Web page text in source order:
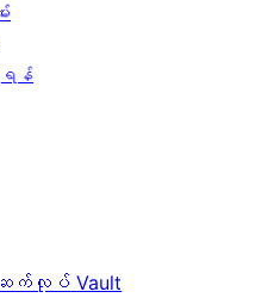
ရန်
ဆက်လုပ် Vault